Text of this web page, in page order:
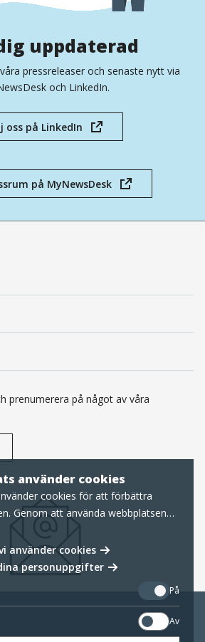
använder cookies
cookies för att förbättra
Genom att använda webbplatsen
cookies, läs mer nedan om
samt personuppgifter.
använder cookies
personuppgifter
På
Av
uppdaterad
pressreleaser och senaste nytt via
och LinkedIn.
oss på LinkedIn
på MyNewsDesk
prenumerera på något av våra